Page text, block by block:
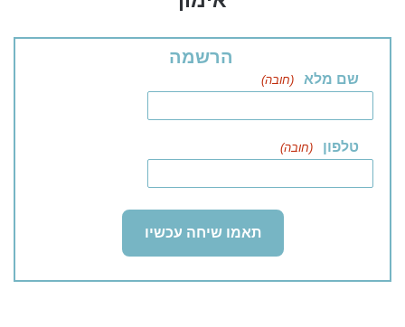
הרשמה
שם מלא (חובה)
טלפון (חובה)